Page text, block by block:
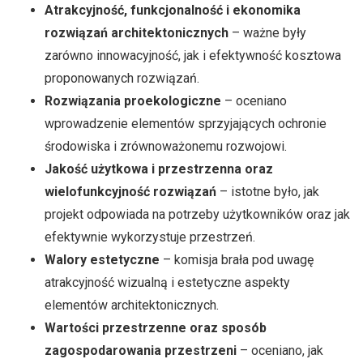
Atrakcyjność, funkcjonalność i ekonomika
rozwiązań architektonicznych – ważne były
zarówno innowacyjność, jak i efektywność kosztowa
proponowanych rozwiązań.
Rozwiązania proekologiczne – oceniano
wprowadzenie elementów sprzyjających ochronie
środowiska i zrównoważonemu rozwojowi.
Jakość użytkowa i przestrzenna oraz
wielofunkcyjność rozwiązań – istotne było, jak
projekt odpowiada na potrzeby użytkowników oraz jak
efektywnie wykorzystuje przestrzeń.
Walory estetyczne – komisja brała pod uwagę
atrakcyjność wizualną i estetyczne aspekty
elementów architektonicznych.
Wartości przestrzenne oraz sposób
zagospodarowania przestrzeni – oceniano, jak